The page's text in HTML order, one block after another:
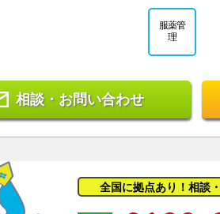
服薬管
理
相談・お問い合わせ
全国に拠点あり！相談